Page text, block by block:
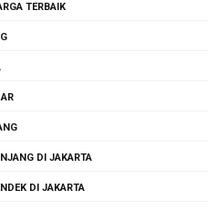
TERBAIK
DI JAKARTA
DI JAKARTA